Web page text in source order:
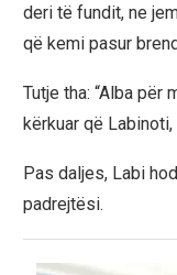
deri të fundit, ne
që kemi pasur
Tutje tha: “Alba
kërkuar që
Pas daljes, Labi
padrejtësi.